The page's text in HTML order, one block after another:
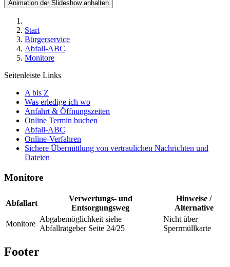
Animation der Slideshow anhalten
Start
Bürgerservice
Abfall-ABC
Monitore
Seitenleiste Links
A bis Z
Was erledige ich wo
Anfahrt & Öffnungszeiten
Online Termin buchen
Abfall-ABC
Online-Verfahren
Sichere Übermittlung von vertraulichen Nachrichten und
Dateien
Monitore
Abfallart
Verwertungs- und
Entsorgungsweg
Hinweise /
Alternative
Monitore
Abgabemöglichkeit siehe
Abfallratgeber Seite 24/25
Nicht über
Sperrmüllkarte
Footer